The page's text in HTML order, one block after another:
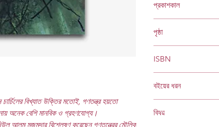
বিখ্যাত উক্তির মতোই, গণতন্ত্র হয়তো
অনেক বেশি মানবিক ও গ্রহণযোগ্য।
আলম মজুমদার বিশ্লেষণ করেছেন গণতন্ত্রের মৌলিক
প্রকাশকাল
পৃষ্ঠা
ISBN
বইয়ের ধরন
বিষয়
Socials